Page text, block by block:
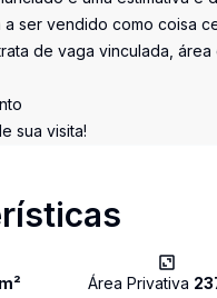
ser vendido como coisa
de vaga vinculada,
sua visita!
m² Área Privativa